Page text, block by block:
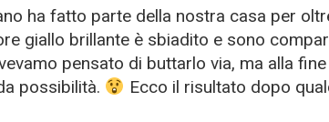
ha fatto parte della nostra casa per
giallo brillante è sbiadito e sono
pensato di buttarlo via, ma alla
possibilità.
Ecco il risultato dopo